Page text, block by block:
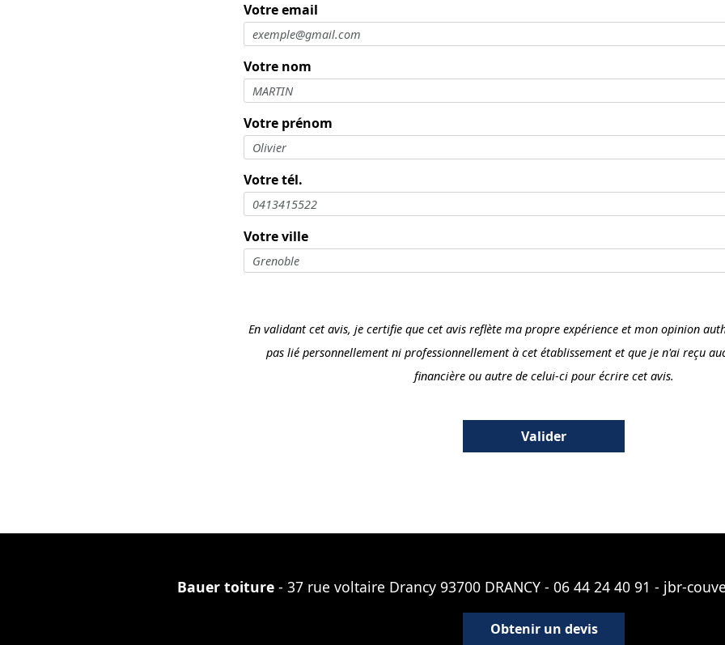
Votre email
Votre nom
Votre prénom
Votre tél.
Votre ville
En validant cet avis, je certifie que cet avis reflète ma propre expérience et mon opinion
pas lié personnellement ni professionnellement à cet établissement et que je n'ai reçu
financière ou autre de celui-ci pour écrire cet avis.
Bauer toiture- 37 rue voltaire Drancy 93700 DRANCY - 06 44 24 40 91 - jbr-
Obtenir un devis